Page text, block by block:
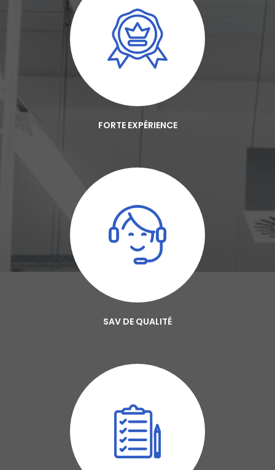
FORTE EXPÉRIENCE
SAV DE QUALITÉ